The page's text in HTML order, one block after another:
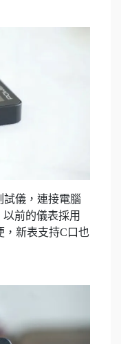
試儀，連接電腦
前的儀表採用
，新表支持C口也